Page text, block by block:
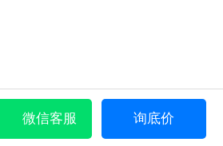
微信客服 询底价